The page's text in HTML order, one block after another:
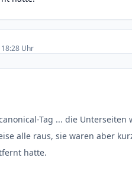
Uhr
Tag ... die Unterseiten
alle raus, sie waren aber
hatte.